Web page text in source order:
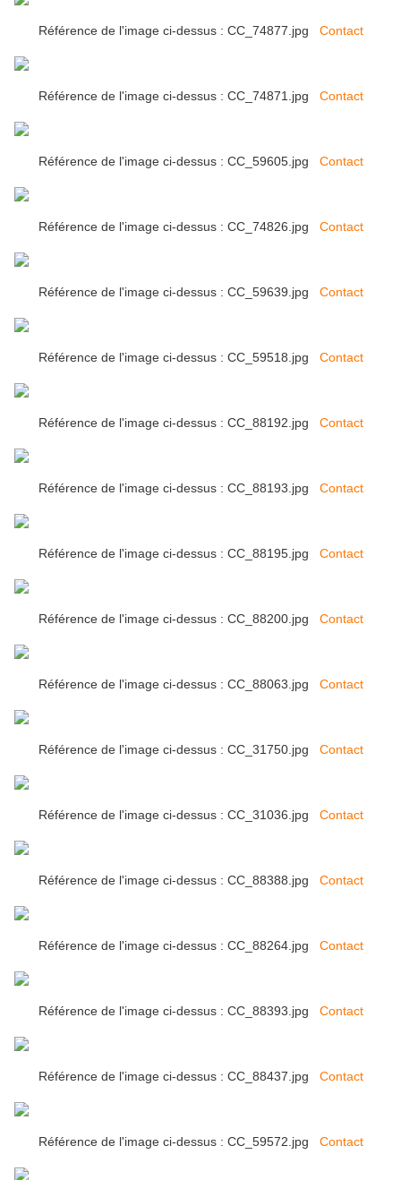
Référence de l'image ci-dessus : CC_74877.jpg Contact
Référence de l'image ci-dessus : CC_74871.jpg Contact
Référence de l'image ci-dessus : CC_59605.jpg Contact
Référence de l'image ci-dessus : CC_74826.jpg Contact
Référence de l'image ci-dessus : CC_59639.jpg Contact
Référence de l'image ci-dessus : CC_59518.jpg Contact
Référence de l'image ci-dessus : CC_88192.jpg Contact
Référence de l'image ci-dessus : CC_88193.jpg Contact
Référence de l'image ci-dessus : CC_88195.jpg Contact
Référence de l'image ci-dessus : CC_88200.jpg Contact
Référence de l'image ci-dessus : CC_88063.jpg Contact
Référence de l'image ci-dessus : CC_31750.jpg Contact
Référence de l'image ci-dessus : CC_31036.jpg Contact
Référence de l'image ci-dessus : CC_88388.jpg Contact
Référence de l'image ci-dessus : CC_88264.jpg Contact
Référence de l'image ci-dessus : CC_88393.jpg Contact
Référence de l'image ci-dessus : CC_88437.jpg Contact
Référence de l'image ci-dessus : CC_59572.jpg Contact